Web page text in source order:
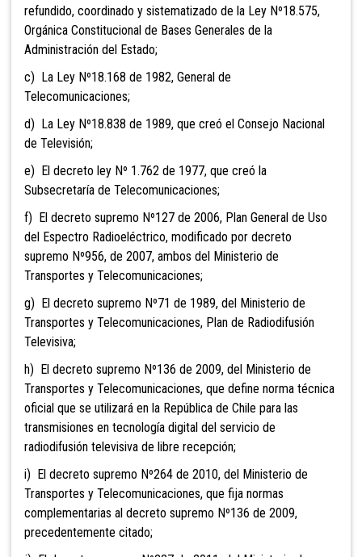
refundido, coordinado y sistematizado de la Ley Nº18.575,
Orgánica Constitucional de Bases Generales de la
Administración del Estado;
c) La Ley Nº18.168 de 1982, General de
Telecomunicaciones;
d) La Ley Nº18.838 de 1989, que creó el Consejo Nacional
de Televisión;
e) El decreto ley Nº 1.762 de 1977, que creó la
Subsecretaría de Telecomunicaciones;
f) El decreto supremo Nº127 de 2006, Plan General de Uso
del Espectro Radioeléctrico, modificado por decreto
supremo Nº956, de 2007, ambos del Ministerio de
Transportes y Telecomunicaciones;
g) El decreto supremo Nº71 de 1989, del Ministerio de
Transportes y Telecomunicaciones, Plan de Radiodifusión
Televisiva;
h) El decreto supremo Nº136 de 2009, del Ministerio de
Transportes y Telecomunicaciones, que define norma técnica
oficial que se utilizará en la República de Chile para las
transmisiones en tecnología digital del servicio de
radiodifusión televisiva de libre recepción;
i) El decreto supremo Nº264 de 2010, del Ministerio de
Transportes y Telecomunicaciones, que fija normas
complementarias al decreto supremo Nº136 de 2009,
precedentemente citado;